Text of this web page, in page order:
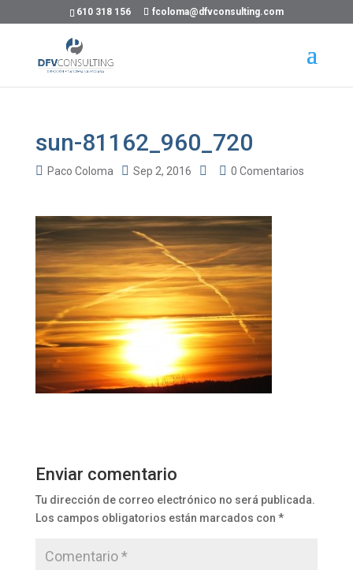
610 318 156 fcoloma@dfvconsulting.com
sun-81162_960_720
Paco Coloma Sep 2, 2016 0 Comentarios
Enviar comentario
Tu dirección de correo electrónico no será publicada.
Los campos obligatorios están marcados con *